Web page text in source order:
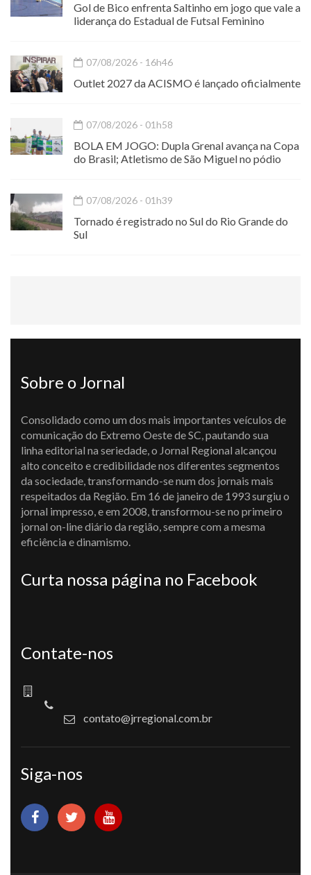
Gol de Bico enfrenta Saltinho em jogo que vale a
liderança do Estadual de Futsal Feminino
07/08/2026 - 16h46
Outlet 2027 da ACISMO é lançado oficialmente
07/08/2026 - 01h58
BOLA EM JOGO: Dupla Grenal avança na Copa
do Brasil; Atletismo de São Miguel no pódio
07/08/2026 - 01h39
Tornado é registrado no Sul do Rio Grande do
Sul
Sobre o Jornal
Consolidado como um dos mais importantes veículos de
comunicação do Extremo Oeste de SC, pautando sua
linha editorial na seriedade, o Jornal Regional alcançou
alto conceito e credibilidade nos diferentes segmentos
da sociedade, transformando-se num dos jornais mais
respeitados da Região. Em 16 de janeiro de 1993 surgiu o
jornal impresso, e em 2008, transformou-se no primeiro
jornal on-line diário da região, sempre com a mesma
eficiência e dinamismo.
Curta nossa página no Facebook
Contate-nos
contato@jrregional.com.br
Siga-nos